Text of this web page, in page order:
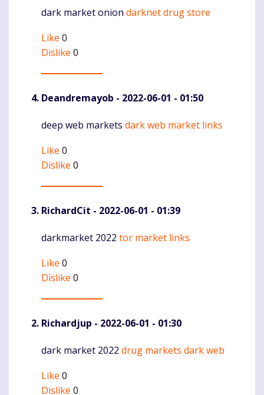
Komentaras
dark market onion darknet drug store
Like 0
Dislike 0
Deandremayob - 2022-06-01 - 01:50
Komentaras
deep web markets dark web market links
Like 0
Dislike 0
RichardCit - 2022-06-01 - 01:39
Komentaras
darkmarket 2022 tor market links
Like 0
Dislike 0
Richardjup - 2022-06-01 - 01:30
Komentaras
dark market 2022 drug markets dark web
Like 0
Dislike 0